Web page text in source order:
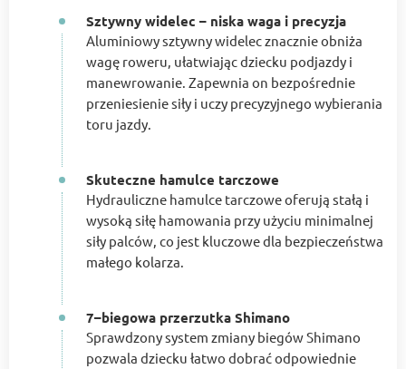
Sztywny widelec – niska waga i precyzja
Aluminiowy sztywny widelec znacznie obniża
wagę roweru, ułatwiając dziecku podjazdy i
manewrowanie. Zapewnia on bezpośrednie
przeniesienie siły i uczy precyzyjnego wybierania
toru jazdy.
Skuteczne hamulce tarczowe
Hydrauliczne hamulce tarczowe oferują stałą i
wysoką siłę hamowania przy użyciu minimalnej
siły palców, co jest kluczowe dla bezpieczeństwa
małego kolarza.
7–biegowa przerzutka Shimano
Sprawdzony system zmiany biegów Shimano
pozwala dziecku łatwo dobrać odpowiednie